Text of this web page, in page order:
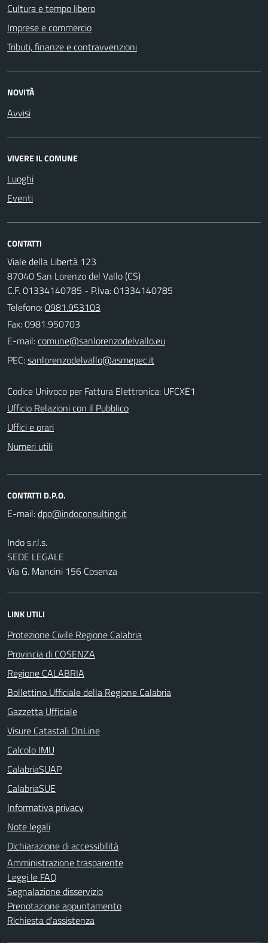
Cultura e tempo libero
Imprese e commercio
Tributi, finanze e contravvenzioni
NOVITÀ
Avvisi
VIVERE IL COMUNE
Luoghi
Eventi
CONTATTI
Viale della Libertà 123
87040 San Lorenzo del Vallo (CS)
C.F. 01334140785 - P.Iva: 01334140785
Telefono:0981.953103
Fax: 0981.950703
E-mail:
PEC:
Codice Univoco per Fattura Elettronica: UFCXE1
Ufficio Relazioni con il Pubblico
Uffici e orari
Numeri utili
CONTATTI D.P.O.
E-mail:
Indo s.r.l.s.
SEDE LEGALE
Via G. Mancini 156 Cosenza
LINK UTILI
Protezione Civile Regione Calabria
Provincia di COSENZA
Regione CALABRIA
Bollettino Ufficiale della Regione Calabria
Gazzetta Ufficiale
Visure Catastali OnLine
Calcolo IMU
CalabriaSUAP
CalabriaSUE
Informativa privacy
Note legali
Dichiarazione di accessibilità
Amministrazione trasparente
Leggi le FAQ
Segnalazione disservizio
Prenotazione appuntamento
Richiesta d'assistenza